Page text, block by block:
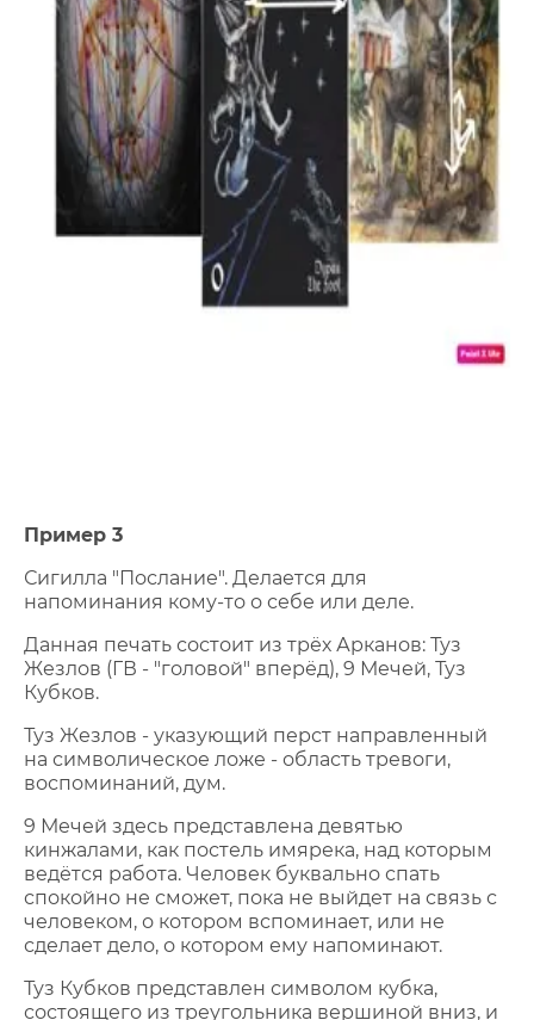
Пример 3
Сигилла "Послание". Делается для
напоминания кому-то о себе или деле.
Данная печать состоит из трёх Арканов: Туз
Жезлов (ГВ - "головой" вперёд), 9 Мечей, Туз
Кубков.
Туз Жезлов - указующий перст направленный
на символическое ложе - область тревоги,
воспоминаний, дум.
9 Мечей здесь представлена девятью
кинжалами, как постель имярека, над которым
ведётся работа. Человек буквально спать
спокойно не сможет, пока не выйдет на связь с
человеком, о котором вспоминает, или не
сделает дело, о котором ему напоминают.
Туз Кубков представлен символом кубка,
состоящего из треугольника вершиной вниз, и